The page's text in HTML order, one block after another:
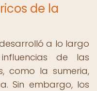
de la
a lo largo
de las
como la sumeria,
Sin embargo, los